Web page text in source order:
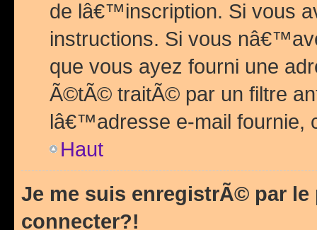
de lâ€™inscription. Si vous
instructions. Si vous
que vous ayez fourni une
Ã©tÃ© traitÃ© par un filtre
lâ€™adresse e-mail fournie,
Haut
Je me suis enregistrÃ© par
connecter?!